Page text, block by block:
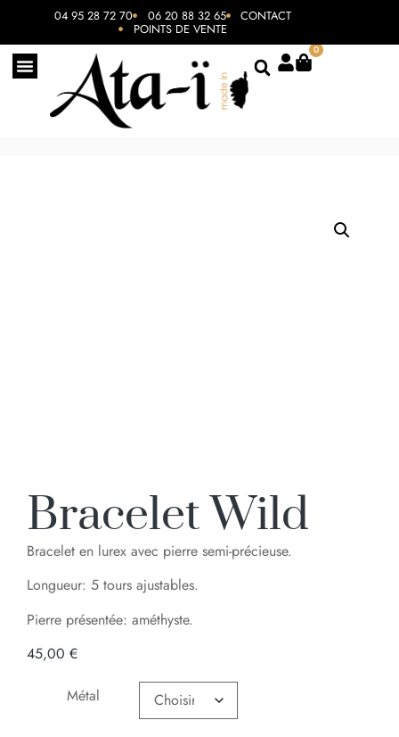
04 95 28 72 70 06 20 88 32 65 CONTACT
POINTS DE VENTE
0
Bracelet Wild
Bracelet en lurex avec pierre semi-précieuse.
Longueur: 5 tours ajustables.
Pierre présentée: améthyste.
45,00 €
Métal